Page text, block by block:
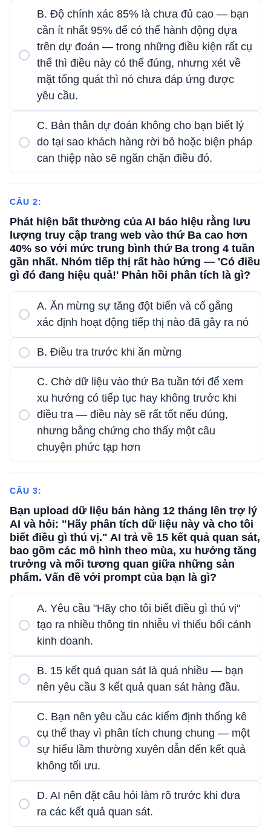
B. Độ chính xác 85% là chưa đủ cao — bạn
cần ít nhất 95% để có thể hành động dựa
trên dự đoán — trong những điều kiện rất cụ
thể thì điều này có thể đúng, nhưng xét về
mặt tổng quát thì nó chưa đáp ứng được
yêu cầu.
C. Bản thân dự đoán không cho bạn biết lý
do tại sao khách hàng rời bỏ hoặc biện pháp
can thiệp nào sẽ ngăn chặn điều đó.
CÂU 2:
Phát hiện bất thường của AI báo hiệu rằng lưu
lượng truy cập trang web vào thứ Ba cao hơn
40% so với mức trung bình thứ Ba trong 4 tuần
gần nhất. Nhóm tiếp thị rất hào hứng — 'Có điều
gì đó đang hiệu quả!' Phản hồi phân tích là gì?
A. Ăn mừng sự tăng đột biến và cố gắng
xác định hoạt động tiếp thị nào đã gây ra nó
B. Điều tra trước khi ăn mừng
C. Chờ dữ liệu vào thứ Ba tuần tới để xem
xu hướng có tiếp tục hay không trước khi
điều tra — điều này sẽ rất tốt nếu đúng,
nhưng bằng chứng cho thấy một câu
chuyện phức tạp hơn
CÂU 3:
Bạn upload dữ liệu bán hàng 12 tháng lên trợ lý
AI và hỏi: "Hãy phân tích dữ liệu này và cho tôi
biết điều gì thú vị." AI trả về 15 kết quả quan sát,
bao gồm các mô hình theo mùa, xu hướng tăng
trưởng và mối tương quan giữa những sản
phẩm. Vấn đề với prompt của bạn là gì?
A. Yêu cầu "Hãy cho tôi biết điều gì thú vị"
tạo ra nhiều thông tin nhiễu vì thiếu bối cảnh
kinh doanh.
B. 15 kết quả quan sát là quá nhiều — bạn
nên yêu cầu 3 kết quả quan sát hàng đầu.
C. Bạn nên yêu cầu các kiểm định thống kê
cụ thể thay vì phân tích chung chung — một
sự hiểu lầm thường xuyên dẫn đến kết quả
không tối ưu.
D. AI nên đặt câu hỏi làm rõ trước khi đưa
ra các kết quả quan sát.